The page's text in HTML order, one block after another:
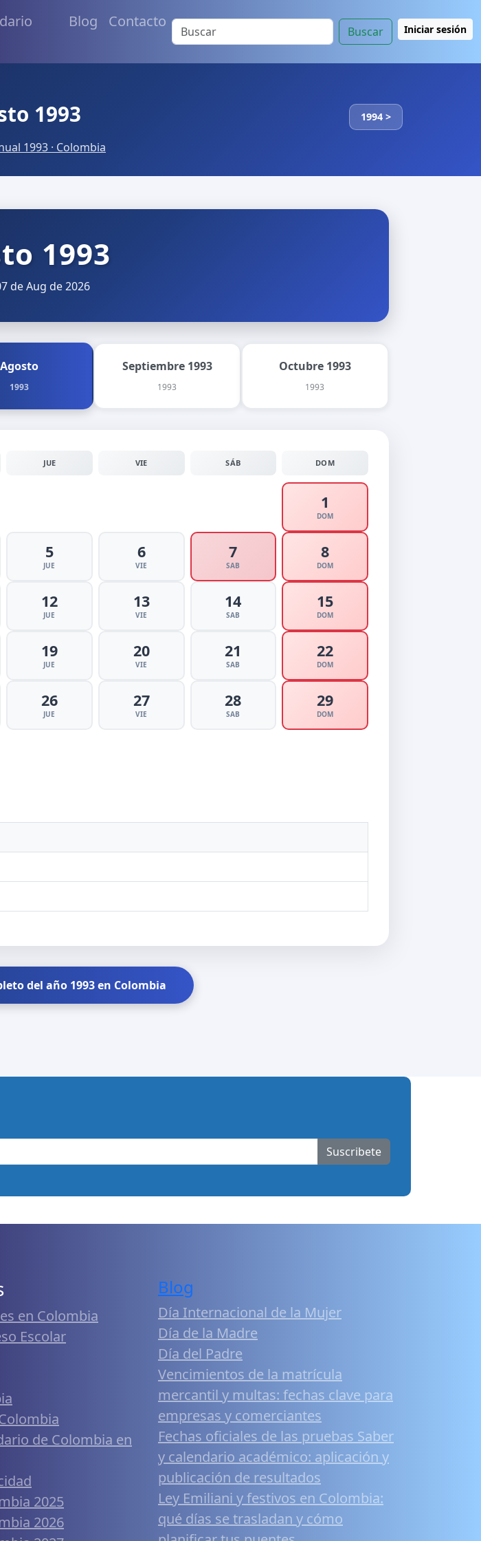
Blog Contacto
Buscar Iniciar sesión
1993 1994 >
1993 · Colombia
1993
de Aug de 2026
Agosto
1993
Septiembre 1993
1993
Octubre 1993
1993
JUE VIE SÁB DOM
1
DOM
5
JUE
6
VIE
7
SAB
8
DOM
12
JUE
13
VIE
14
SAB
15
DOM
19
JUE
20
VIE
21
SAB
22
DOM
26
JUE
27
VIE
28
SAB
29
DOM
del año 1993 en Colombia
Suscribete
en Colombia
Escolar
de Colombia en
2025
2026
Blog
Día Internacional de la Mujer
Día de la Madre
Día del Padre
Vencimientos de la matrícula
mercantil y multas: fechas clave para
empresas y comerciantes
Fechas oficiales de las pruebas Saber
y calendario académico: aplicación y
publicación de resultados
Ley Emiliani y festivos en Colombia:
qué días se trasladan y cómo